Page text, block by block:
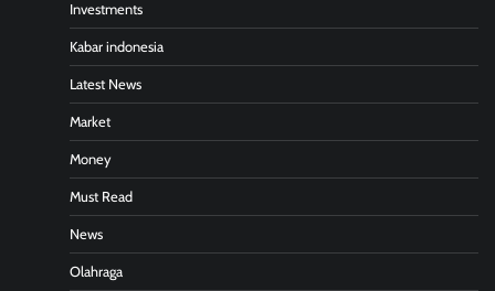
Investments
Kabar indonesia
Latest News
Market
Money
Must Read
News
Olahraga